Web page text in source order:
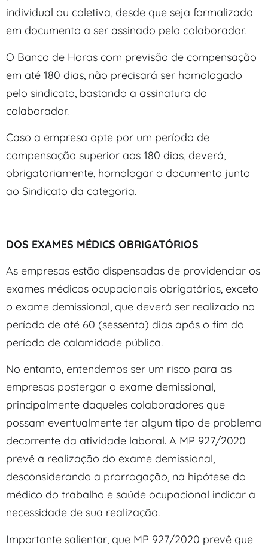
individual ou coletiva, desde que seja formalizado
em documento a ser assinado pelo colaborador.
O Banco de Horas com previsão de compensação
em até 180 dias, não precisará ser homologado
pelo sindicato, bastando a assinatura do
colaborador.
Caso a empresa opte por um período de
compensação superior aos 180 dias, deverá,
obrigatoriamente, homologar o documento junto
ao Sindicato da categoria.
DOS EXAMES MÉDICS OBRIGATÓRIOS
As empresas estão dispensadas de providenciar os
exames médicos ocupacionais obrigatórios, exceto
o exame demissional, que deverá ser realizado no
período de até 60 (sessenta) dias após o fim do
período de calamidade pública.
No entanto, entendemos ser um risco para as
empresas postergar o exame demissional,
principalmente daqueles colaboradores que
possam eventualmente ter algum tipo de problema
decorrente da atividade laboral. A MP 927/2020
prevê a realização do exame demissional,
desconsiderando a prorrogação, na hipótese do
médico do trabalho e saúde ocupacional indicar a
necessidade de sua realização.
Importante salientar, que MP 927/2020 prevê que